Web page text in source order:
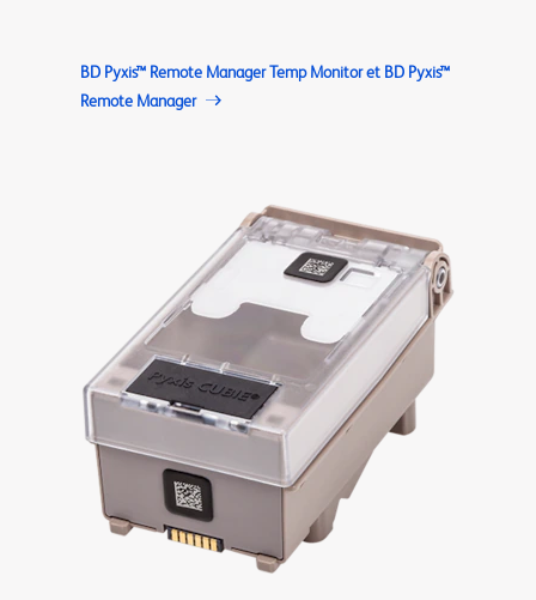
BD Pyxis™ Remote Manager Temp Monitor et BD Pyxis™
Remote Manager